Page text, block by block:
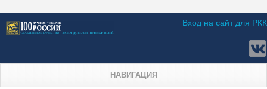
Вход на сайт для РКК
НАВИГАЦИЯ